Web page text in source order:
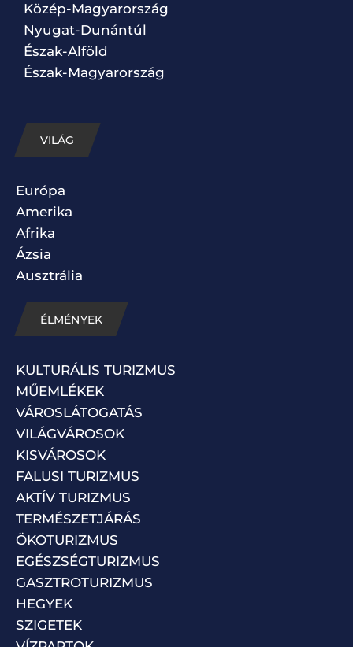
Közép-Magyarország
Nyugat-Dunántúl
Észak-Alföld
Észak-Magyarország
VILÁG
Európa
Amerika
Afrika
Ázsia
Ausztrália
ÉLMÉNYEK
KULTURÁLIS TURIZMUS
MŰEMLÉKEK
VÁROSLÁTOGATÁS
VILÁGVÁROSOK
KISVÁROSOK
FALUSI TURIZMUS
AKTÍV TURIZMUS
TERMÉSZETJÁRÁS
ÖKOTURIZMUS
EGÉSZSÉGTURIZMUS
GASZTROTURIZMUS
HEGYEK
SZIGETEK